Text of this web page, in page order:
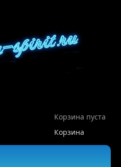
Корзина пуста
Корзина